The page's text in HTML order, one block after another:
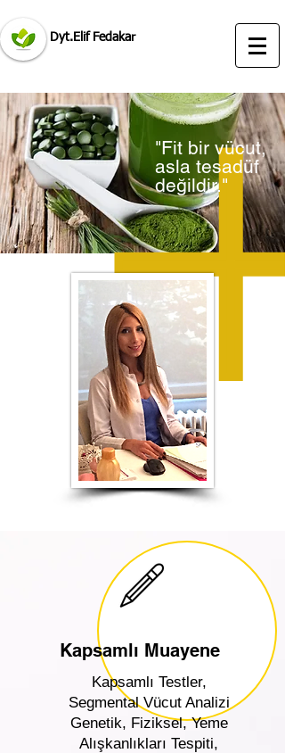
Dyt.Elif Fedakar
ataşehir diyetisyen tavsiye elif fedakar öneriyorum
"Fit bir vücut,
asla tesadüf
değildir."
Kapsamlı Muayene
Kapsamlı Testler,
Segmental Vücut Analizi
Genetik, Fiziksel, Yeme
Alışkanlıkları Tespiti,